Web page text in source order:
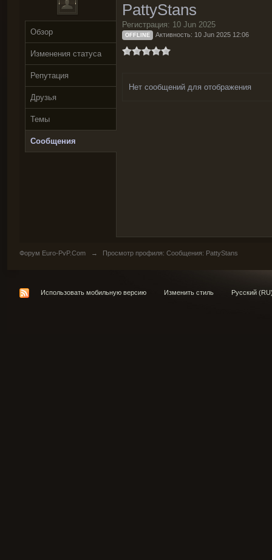
Обзор
Изменения статуса
Репутация
Друзья
Темы
Сообщения
PattyStans
Регистрация: 10 Jun 2025
OFFLINE Активность: 10 Jun 2025 12:06
Нет сообщений для отображения
Форум Euro-PvP.Com → Просмотр профиля: Сообщения: PattyStans
Использовать мобильную версию Изменить стиль Русский